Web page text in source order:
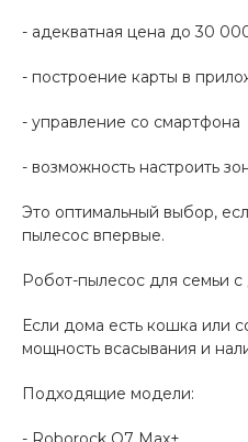
- адекватная цена до 30
- построение карты в
- управление со смартфона
- возможность настроить
Это оптимальный выбор,
пылесос впервые.
Робот-пылесос для семьи
Если дома есть кошка или
мощность всасывания и
Подходящие модели: